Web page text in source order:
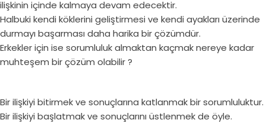
ilişkinin içinde kalmaya devam edecektir.
Halbuki kendi köklerini geliştirmesi ve kendi ayakları üzerinde
durmayı başarması daha harika bir çözümdür.
Erkekler için ise sorumluluk almaktan kaçmak nereye kadar
muhteşem bir çözüm olabilir ?
Bir ilişkiyi bitirmek ve sonuçlarına katlanmak bir sorumluluktur.
Bir ilişkiyi başlatmak ve sonuçlarını üstlenmek de öyle.